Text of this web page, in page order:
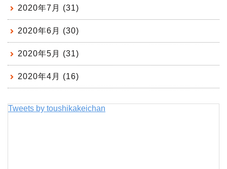
2020年7月 (31)
2020年6月 (30)
2020年5月 (31)
2020年4月 (16)
Tweets by toushikakeichan